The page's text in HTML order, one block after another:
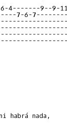
4-------9--9-
7-6-